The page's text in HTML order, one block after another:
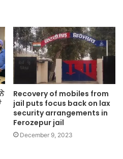
Recovery of mobiles from
jail puts focus back on lax
security arrangements in
Ferozepur jail
December 9, 2023